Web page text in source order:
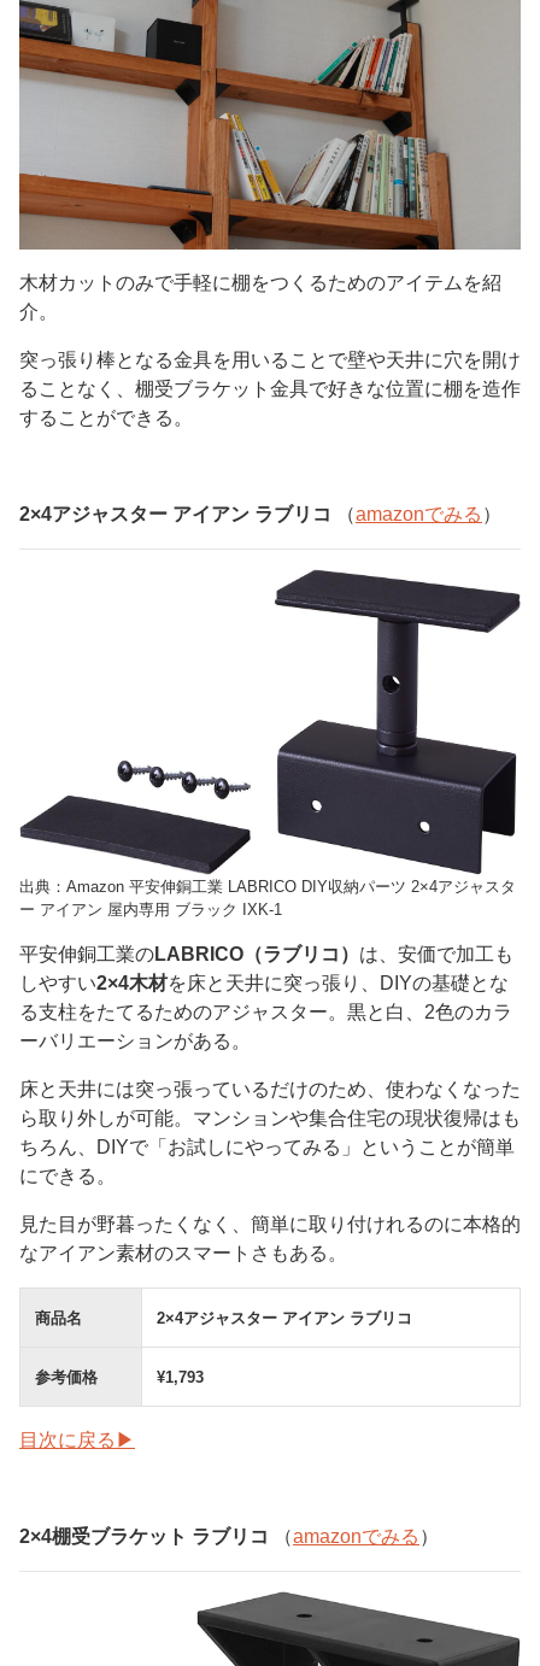
木材カットのみで手軽に棚をつくるためのアイテムを紹
介。
突っ張り棒となる金具を用いることで壁や天井に穴を開け
ることなく、棚受ブラケット金具で好きな位置に棚を造作
することができる。
2×4アジャスター アイアン ラブリコ （amazonでみる ）
出典：Amazon 平安伸銅工業 LABRICO DIY収納パーツ 2×4アジャスタ
ー アイアン 屋内専用 ブラック IXK-1
平安伸銅工業のLABRICO（ラブリコ） は、安価で加工も
しやすい2×4木材を床と天井に突っ張り、DIYの基礎とな
る支柱をたてるためのアジャスター。黒と白、2色のカラ
ーバリエーションがある。
床と天井には突っ張っているだけのため、使わなくなった
ら取り外しが可能。マンションや集合住宅の現状復帰はも
ちろん、DIYで「お試しにやってみる」ということが簡単
にできる。
見た目が野暮ったくなく、簡単に取り付けれるのに本格的
なアイアン素材のスマートさもある。
商品名 2×4アジャスター アイアン ラブリコ
参考価格 ¥1,793
目次に戻る▶
2×4棚受ブラケット ラブリコ （amazonでみる ）